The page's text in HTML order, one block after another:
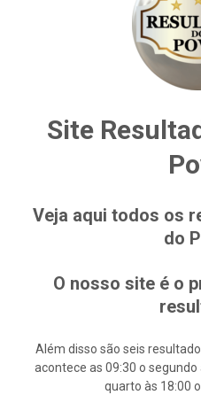
Site
Veja aqui todos os
do
O nosso site é o
Além disso são seis
acontece as 09:30 o
quarto às 18:00